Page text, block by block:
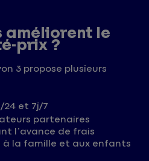
améliorent le
prix ?
3 propose plusieurs
24 et 7j/7
partenaires
l’avance de frais
à la famille et aux enfants